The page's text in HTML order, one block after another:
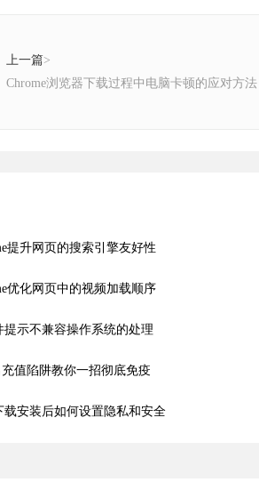
上一篇>
Chrome浏览器下载过程中电脑卡顿的应对方法
提升网页的搜索引擎友好性
优化网页中的视频加载顺序
提示不兼容操作系统的处理
值陷阱教你一招彻底免疫
载安装后如何设置隐私和安全